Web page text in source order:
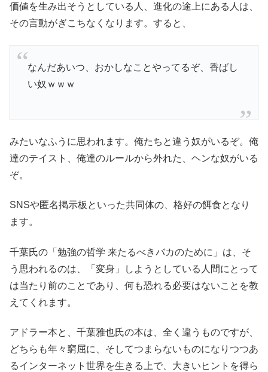
価値を生み出そうとしている人、進化の途上にある人は、
その言動がぎこちなくなります。すると、
なんだあいつ、おかしなことやってるぞ、香ばし
い奴ｗｗｗ
みたいなふうに思われます。俺たちと違う奴がいるぞ。俺
達のテイスト、俺達のルールから外れた、ヘンな奴がいる
ぞ。
SNSや匿名掲示板といった共同体の、格好の餌食となり
ます。
千葉氏の「勉強の哲学 来たるべきバカのために」は、そ
う思われるのは、「変身」しようとしている人間にとって
は当たり前のことであり、何も恐れる必要はないことを教
えてくれます。
アドラー本と、千葉雅也氏の本は、全く違うものですが、
どちらも年々窮屈に、そしてつまらないものになりつつあ
るインターネット世界を生きる上で、大きいヒントを得ら